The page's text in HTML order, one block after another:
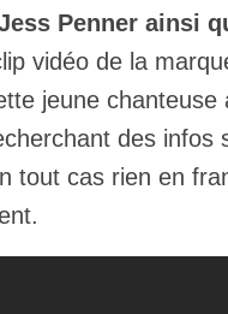
Penner ainsi
vidéo de la
jeune chanteuse
des infos
tout cas rien en